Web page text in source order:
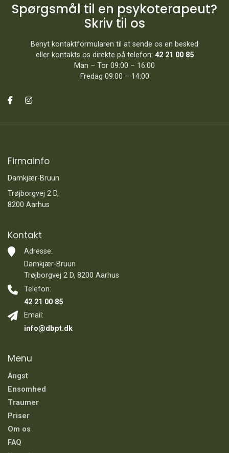
Spørgsmål til en psykoterapeut?
Skriv til os
Benyt kontaktformularen til at sende os en besked
eller kontakts os direkte på telefon: 42 21 00 85
Man – Tor 09:00 – 16:00
Fredag 09:00 – 14:00
Firmainfo
Damkjær-Bruun
Trøjborgvej 2 D,
8200 Aarhus
Kontakt
Adresse:
Damkjær-Bruun
Trøjborgvej 2 D, 8200 Aarhus
Telefon:
42 21 00 85
Email:
info@dbpt.dk
Menu
Angst
Ensomhed
Traumer
Priser
Om os
FAQ